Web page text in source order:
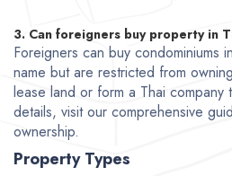
3. Can foreigners buy property in
Foreigners can buy condominiums
name but are restricted from
lease land or form a Thai company
details, visit our comprehensive
ownership.
Property Types